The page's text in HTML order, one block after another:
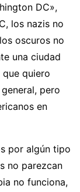
DC»,
los nazis no
oscuros no
una ciudad
que quiero
pero
en
por algún tipo
no parezcan
no funciona,